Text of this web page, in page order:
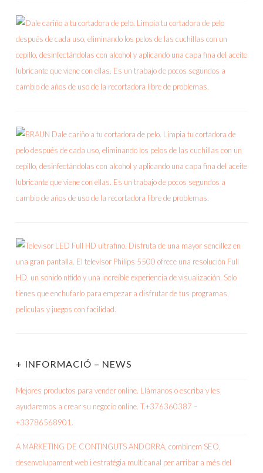
+ INFORMACIÓ – NEWS
Mejores productos para vender online. Llámanos o escriba y les
ayudaremos a crear su negocio online. T.+376360387 –
+33786568901.
A MARKETING DE CONTINGUTS ANDORRA, combinem SEO,
desenvolupament web i estratègia multicanal per arribar a més del